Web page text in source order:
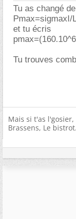
Tu as changé
Pmax=sigmaxI/
et tu écris
Tu trouves
Mais si t'as
Brassens, Le bistrot.